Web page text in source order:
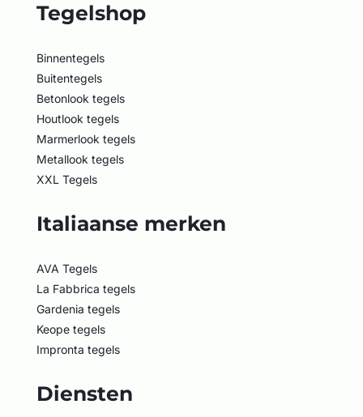
Tegelshop
Binnentegels
Buitentegels
Betonlook tegels
Houtlook tegels
Marmerlook tegels
Metallook tegels
XXL Tegels
Italiaanse merken
AVA Tegels
La Fabbrica tegels
Gardenia tegels
Keope tegels
Impronta tegels
Diensten